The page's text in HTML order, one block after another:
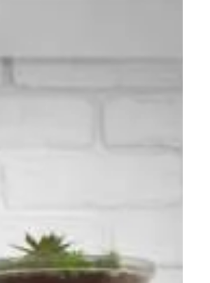
awaryjne to niezwykle
część projektu elektryki w